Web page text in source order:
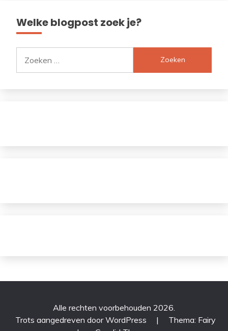
Welke blogpost zoek je?
naar:
Alle rechten voorbehouden 2026.
Trots aangedreven door WordPress
|
Thema: Fairy